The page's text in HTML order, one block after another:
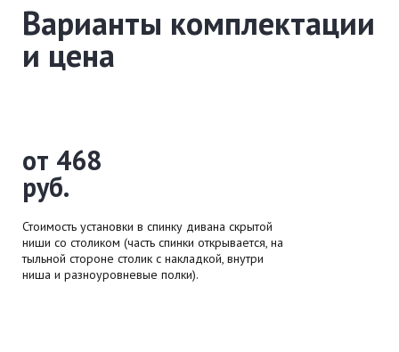
Варианты комплектации
и цена
от 468
руб.
Стоимость установки в спинку дивана скрытой
ниши со столиком (часть спинки открывается, на
тыльной стороне столик с накладкой, внутри
ниша и разноуровневые полки).